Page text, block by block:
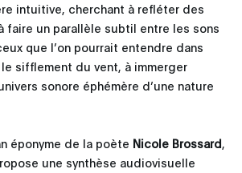
intuitive, cherchant à refléter des
faire un parallèle subtil entre les sons
que l’on pourrait entendre dans
sifflement du vent, à immerger
sonore éphémère d’une nature
éponyme de la poète Nicole Brossard,
une synthèse audiovisuelle